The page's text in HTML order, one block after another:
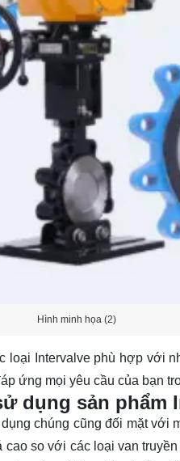
Hình minh họa (2)
loại Intervalve phù hợp với
ứng mọi yêu cầu của bạn
dụng sản phẩm
chúng cũng đối mặt với
so với các loại van